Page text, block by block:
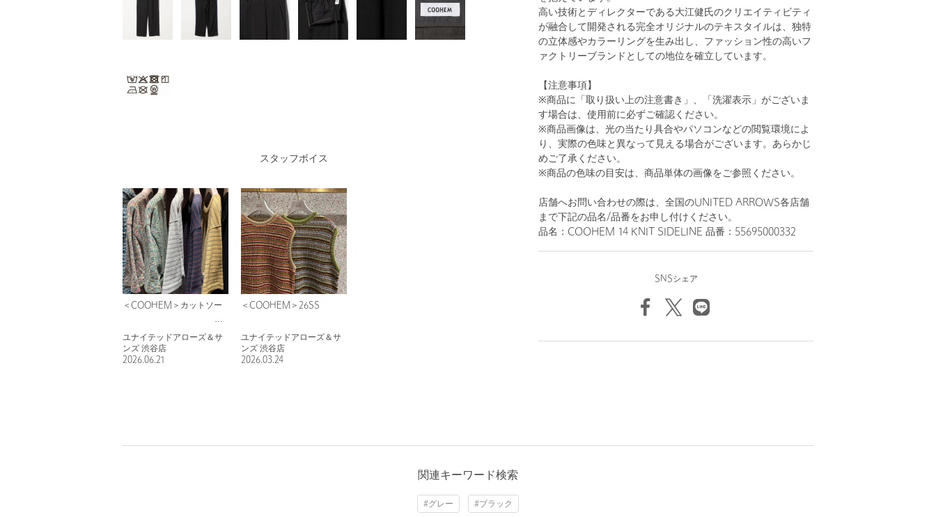
高い技術とディレクターである大江健氏のクリエイティビティ
が融合して開発される完全オリジナルのテキスタイルは、独特
の立体感やカラーリングを生み出し、ファッション性の高いフ
ァクトリーブランドとしての地位を確立しています。
【注意事項】
※商品に「取り扱い上の注意書き」、「洗濯表示」がございま
す場合は、使用前に必ずご確認ください。
※商品画像は、光の当たり具合やパソコンなどの閲覧環境によ
り、実際の色味と異なって見える場合がございます。あらかじ
めご了承ください。
※商品の色味の目安は、商品単体の画像をご参照ください。
店舗へお問い合わせの際は、全国のUNITED ARROWS各店舗
まで下記の品名/品番をお申し付けください。
品名：COOHEM 14 KNIT SIDELINE 品番：55695000332
SNSシェア
スタッフボイス
＜COOHEM＞カットソー
ユナイテッドアローズ＆サ
ンズ 渋谷店
2026.06.21
＜COOHEM＞26SS
ユナイテッドアローズ＆サ
ンズ 渋谷店
2026.03.24
関連キーワード検索
#グレー #ブラック